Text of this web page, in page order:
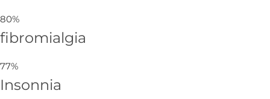
80%
fibromialgia
77%
Insonnia